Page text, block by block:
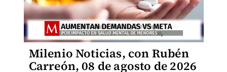
Milenio Noticias, con Rubén
Carreón, 08 de agosto de 2026